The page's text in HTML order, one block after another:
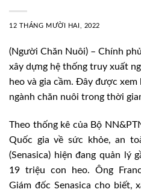
12 THÁNG MƯỜI HAI, 2022
(Người Chăn Nuôi) – Chính
xây dựng hệ thống truy xuất
heo và gia cầm. Đây được xem
ngành chăn nuôi trong thời
Theo thống kê của Bộ
Quốc gia về sức khỏe, an
(Senasica) hiện đang quản lý
19 triệu con heo. Ông
Giám đốc Senasica cho biết,